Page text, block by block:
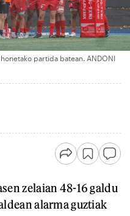
partida batean. ANDONI
zelaian 48-16 galdu
alarma guztiak